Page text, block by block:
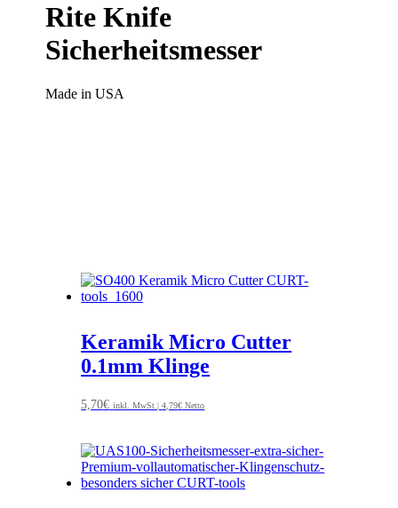
Rite Knife
Sicherheitsmesser
Made in USA
Keramik Micro Cutter
0.1mm Klinge
5,70€ inkl. MwSt |4,79€ Netto